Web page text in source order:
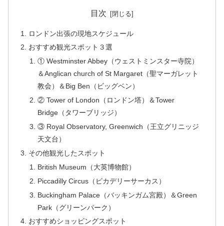
目次
ロンドン出張の現地スケジュール
おすすめ観光スポット３選
① Westminster Abbey（ウェストミンスター寺院）
＆Anglican church of St Margaret（聖マーガレット
教会）＆Big Ben（ビッグベン）
② Tower of London（ロンドン塔）＆Tower
Bridge（タワーブリッジ）
③ Royal Observatory, Greenwich（王立グリニッジ
天文台）
その他観光したスポット
British Museum（大英博物館）
Piccadilly Circus（ピカデリーサーカス）
Buckingham Palace（バッキンガム宮殿）＆Green
Park（グリーンパーク）
おすすめショッピングスポット